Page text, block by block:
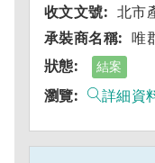
北市
唯
結案
詳細資